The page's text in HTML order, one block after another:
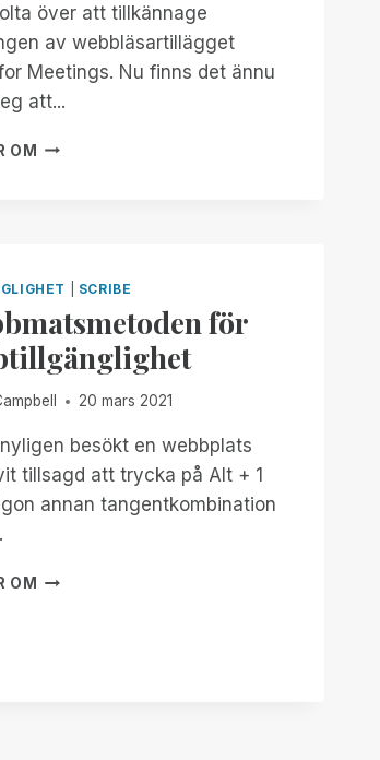
över att tillkännage
av webbläsartillägget
Meetings. Nu finns det ännu
att...
OM TILLÄGGET
TILLGÄNGLIGT
DIN
FAVORITWEBBLÄSARE
SCRIBE
för
20 mars 2021
besökt en webbplats
tillsagd att trycka på Alt + 1
annan tangentkombination
OM
SNABBMATSMETODEN